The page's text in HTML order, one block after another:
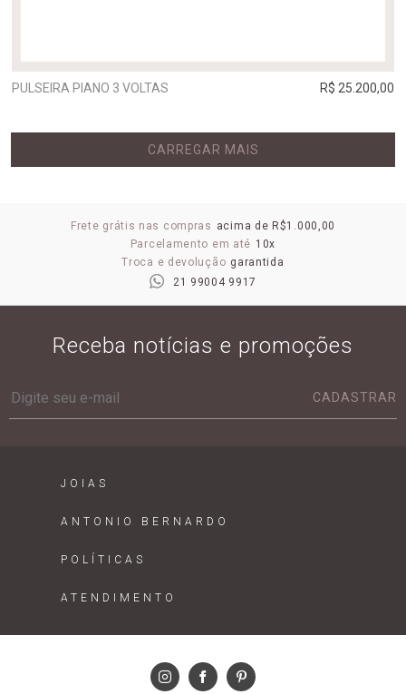
PULSEIRA PIANO 3 VOLTAS R$ 25.200,00
CARREGAR MAIS
Frete grátis nas compras acima de R$1.000,00
Parcelamento em até 10x
Troca e devolução garantida
21 99004 9917
Receba notícias e promoções
CADASTRAR
JOIAS
ANTONIO BERNARDO
POLÍTICAS
ATENDIMENTO